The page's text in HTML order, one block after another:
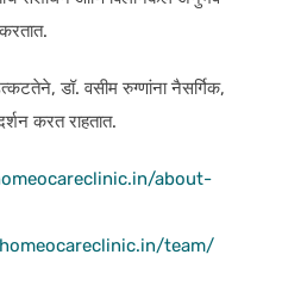
डॉ. वसीम रुग्णांना नैसर्गिक,
करत राहतात.
about-
team/